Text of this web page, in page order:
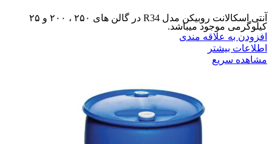
آنتی اسکالانت روبیکن مدل R34 در گالن های ۲۵۰ ، ۲۰۰ و ۲۵
کیلوگرمی موجود میباشد.
افزودن به علاقه مندی
اطلاعات بیشتر
مشاهده سریع